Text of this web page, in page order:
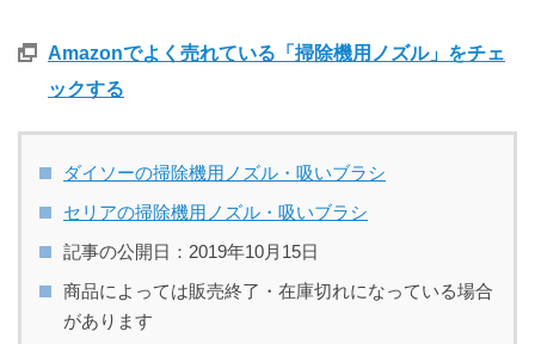
Amazonでよく売れている「掃除機用ノズル」をチェ
ックする
ダイソーの掃除機用ノズル・吸いブラシ
セリアの掃除機用ノズル・吸いブラシ
記事の公開日：2019年10月15日
商品によっては販売終了・在庫切れになっている場合
があります